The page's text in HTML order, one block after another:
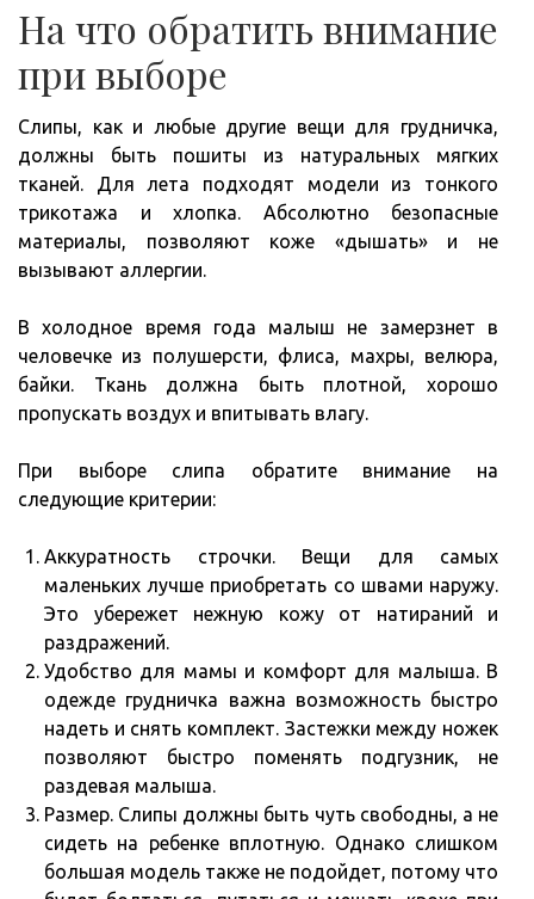
На что обратить внимание
при выборе
Слипы, как и любые другие вещи для грудничка,
должны быть пошиты из натуральных мягких
тканей. Для лета подходят модели из тонкого
трикотажа и хлопка. Абсолютно безопасные
материалы, позволяют коже «дышать» и не
вызывают аллергии.
В холодное время года малыш не замерзнет в
человечке из полушерсти, флиса, махры, велюра,
байки. Ткань должна быть плотной, хорошо
пропускать воздух и впитывать влагу.
При выборе слипа обратите внимание на
следующие критерии:
Аккуратность строчки. Вещи для самых
маленьких лучше приобретать со швами наружу.
Это убережет нежную кожу от натираний и
раздражений.
Удобство для мамы и комфорт для малыша. В
одежде грудничка важна возможность быстро
надеть и снять комплект. Застежки между ножек
позволяют быстро поменять подгузник, не
раздевая малыша.
Размер. Слипы должны быть чуть свободны, а не
сидеть на ребенке вплотную. Однако слишком
большая модель также не подойдет, потому что